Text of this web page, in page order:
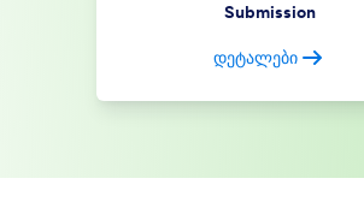
Submission
დეტალები